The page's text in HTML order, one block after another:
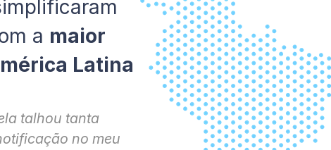
a maior
Latina
talhou tanta
no meu